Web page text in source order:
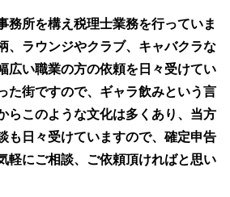
務所を構え税理士業務を行っていま
、ラウンジやクラブ、キャバクラな
広い職業の方の依頼を日々受けてい
た街ですので、ギャラ飲みという言
らこのような文化は多くあり、当方
も日々受けていますので、確定申告
軽にご相談、ご依頼頂ければと思い